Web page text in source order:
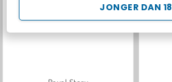
JONGER DAN 18